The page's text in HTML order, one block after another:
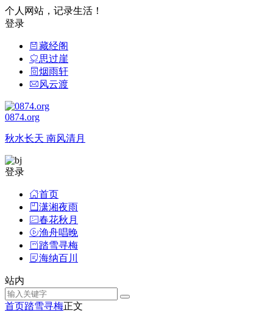
个人网站，记录生活！
登录
藏经阁
思过崖
烟雨轩
风云渡
0874.org
秋水长天 南风清月
登录
首页
潇湘夜雨
春花秋月
渔舟唱晚
踏雪寻梅
海纳百川
站内
首页踏雪寻梅正文